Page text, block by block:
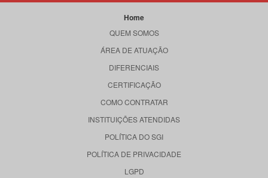
Home
QUEM SOMOS
ÁREA DE ATUAÇÃO
DIFERENCIAIS
CERTIFICAÇÃO
COMO CONTRATAR
INSTITUIÇÕES ATENDIDAS
POLÍTICA DO SGI
POLÍTICA DE PRIVACIDADE
LGPD